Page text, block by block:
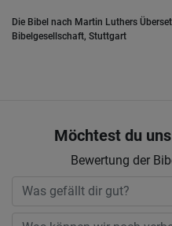
Die Bibel nach Martin Luthers
Bibelgesellschaft, Stuttgart
Möchtest du
Bewertung der